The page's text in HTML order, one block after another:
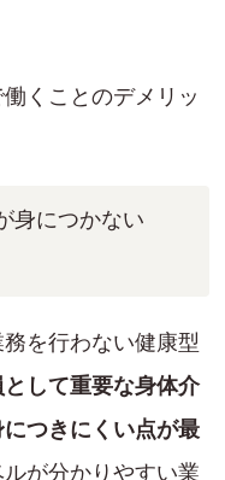
くことのデメリッ
身につかない
を行わない健康型
して重要な身体介
つきにくい点が最
が分かりやすい業